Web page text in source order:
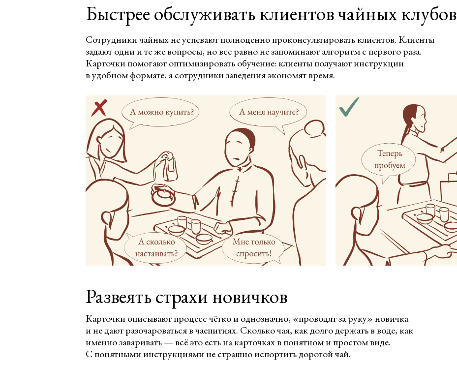
Быстрее обслуживать клиентов чайных клубов
Сотрудники чайных не успевают полноценно проконсультировать клиентов. Клиенты
задают одни и те же вопросы, но все равно не запоминают алгоритм с первого раза.
Карточки помогают оптимизировать обучение: клиенты получают инструкции
в удобном формате, а сотрудники заведения экономят время.
Развеять страхи новичков
Карточки описывают процесс чётко и однозначно, «проводят за руку» новичка
и не дают разочароваться в чаепитиях. Сколько чая, как долго держать в воде, как
именно заваривать — всё это есть на карточках в понятном и простом виде.
С понятными инструкциями не страшно испортить дорогой чай.